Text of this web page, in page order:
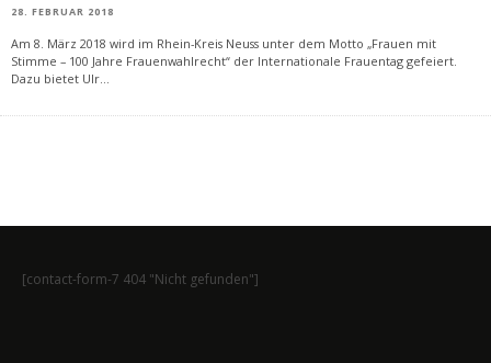
28. FEBRUAR 2018
Am 8. März 2018 wird im Rhein-Kreis Neuss unter dem Motto „Frauen mit
Stimme – 100 Jahre Frauenwahlrecht“ der Internationale Frauentag gefeiert.
Dazu bietet Ulr
[contact-form-7 404 "Nicht gefunden"]